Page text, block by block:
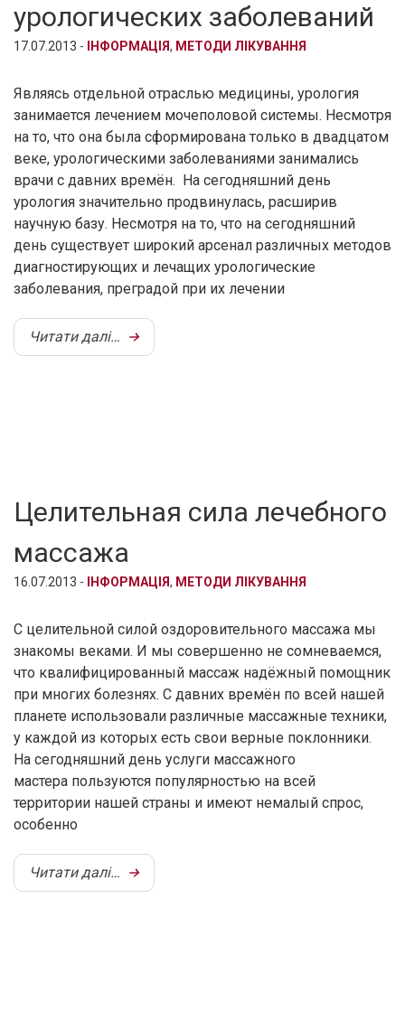
урологических заболеваний
17.07.2013 - ІНФОРМАЦІЯ, МЕТОДИ ЛІКУВАННЯ
Являясь отдельной отраслью медицины, урология
занимается лечением мочеполовой системы. Несмотря
на то, что она была сформирована только в двадцатом
веке, урологическими заболеваниями занимались
врачи с давних времён. На сегодняшний день
урология значительно продвинулась, расширив
научную базу. Несмотря на то, что на сегодняшний
день существует широкий арсенал различных методов
диагностирующих и лечащих урологические
заболевания, преградой при их лечении
Читати далі…
Целительная сила лечебного
массажа
16.07.2013 - ІНФОРМАЦІЯ, МЕТОДИ ЛІКУВАННЯ
С целительной силой оздоровительного массажа мы
знакомы веками. И мы совершенно не сомневаемся,
что квалифицированный массаж надёжный помощник
при многих болезнях. С давних времён по всей нашей
планете использовали различные массажные техники,
у каждой из которых есть свои верные поклонники.
На сегодняшний день услуги массажного
мастера пользуются популярностью на всей
территории нашей страны и имеют немалый спрос,
особенно
Читати далі…